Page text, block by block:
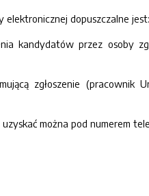
elektronicznej dopuszczalne jest:
kandydatów przez osoby
zgłoszenie (pracownik
można pod numerem